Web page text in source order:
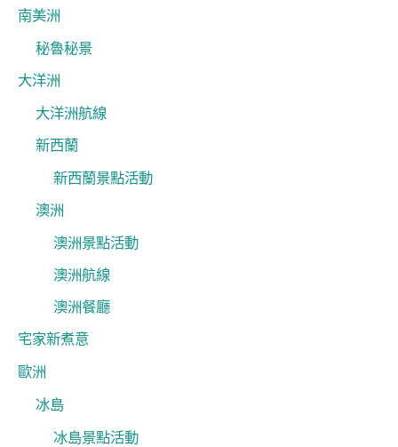
南美洲
秘魯秘景
大洋洲
大洋洲航線
新西蘭
新西蘭景點活動
澳洲
澳洲景點活動
澳洲航線
澳洲餐廳
宅家新煮意
歐洲
冰島
冰島景點活動